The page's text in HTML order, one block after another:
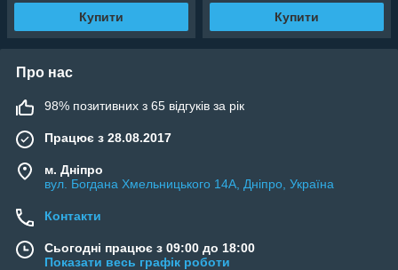
Купити Купити
Про нас
98% позитивних з 65 відгуків за рік
Працює з 28.08.2017
м. Дніпро
вул. Богдана Хмельницького 14А, Дніпро, Україна
Контакти
Сьогодні працює з 09:00 до 18:00
Показати весь графік роботи